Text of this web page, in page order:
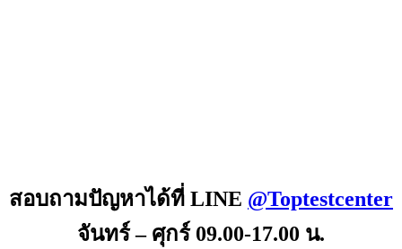
สอบถามปัญหาได้ที่ LINE @Toptestcenter
จันทร์ – ศุกร์ 09.00-17.00 น.